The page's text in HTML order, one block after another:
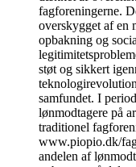
fagforeningerne.
overskygget af en
opbakning og
støt og sikkert
samfundet. I
lønmodtagere på
traditionel
www.piopio.dk/
andelen af